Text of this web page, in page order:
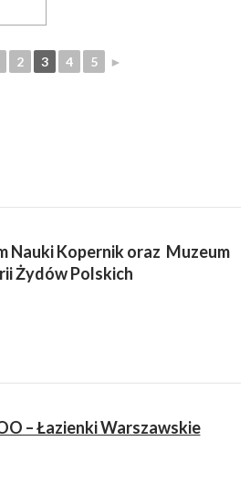
2 3 4 5 ►
Nauki Kopernik oraz Muzeum
Żydów Polskich
– Łazienki Warszawskie